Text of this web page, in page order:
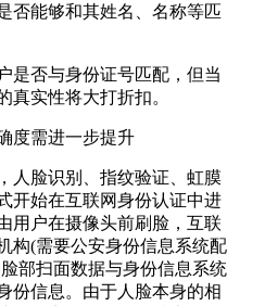
否能够和其姓名、名称等匹
是否与身份证号匹配，但当
真实性将大打折扣。
度需进一步提升
人脸识别、指纹验证、虹膜
开始在互联网身份认证中进
用户在摄像头前刷脸，互联
构(需要公安身份信息系统配
部扫面数据与身份信息系统
份信息。由于人脸本身的相